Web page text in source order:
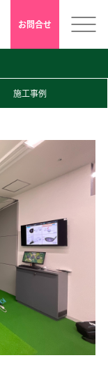
お問合せ
施工事例